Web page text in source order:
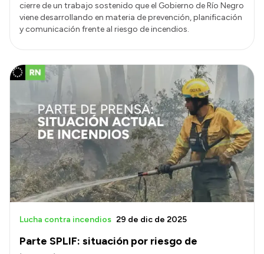
cierre de un trabajo sostenido que el Gobierno de Río Negro
viene desarrollando en materia de prevención, planificación
y comunicación frente al riesgo de incendios.
Parte SPLIF: situación por riesgo de
Lucha contra incendios 29 de dic de 2025